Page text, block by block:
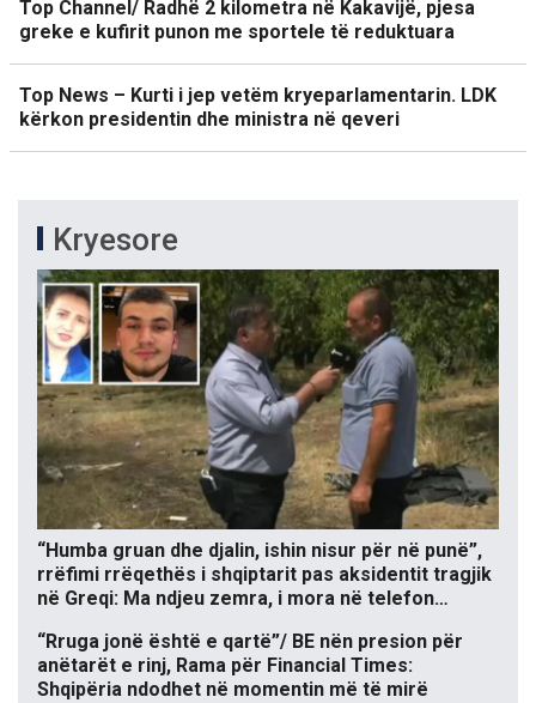
Top Channel/ Radhë 2 kilometra në Kakavijë, pjesa
greke e kufirit punon me sportele të reduktuara
Top News – Kurti i jep vetëm kryeparlamentarin. LDK
kërkon presidentin dhe ministra në qeveri
Kryesore
“Humba gruan dhe djalin, ishin nisur për në punë”,
rrëfimi rrëqethës i shqiptarit pas aksidentit tragjik
në Greqi: Ma ndjeu zemra, i mora në telefon…
“Rruga jonë është e qartë”/ BE nën presion për
anëtarët e rinj, Rama për Financial Times:
Shqipëria ndodhet në momentin më të mirë